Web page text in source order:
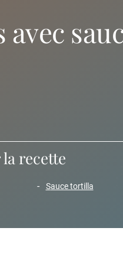
recette
sauce tortilla